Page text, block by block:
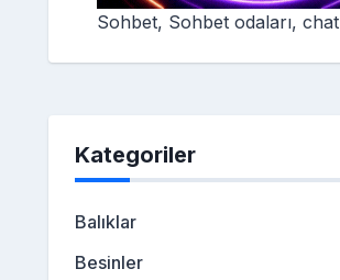
Sohbet, Sohbet odaları, chat
Kategoriler
Balıklar
Besinler